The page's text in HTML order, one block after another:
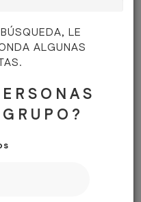
con nosotros por
LE
ALGUNAS